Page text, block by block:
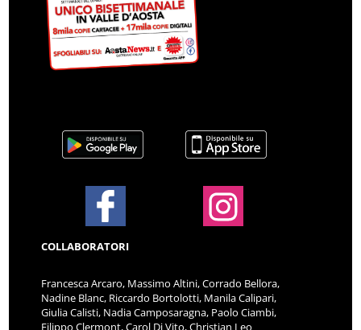
COLLABORATORI
Francesca Arcaro, Massimo Altini, Corrado Bellora,
Nadine Blanc, Riccardo Bortolotti, Manila Calipari,
Giulia Calisti, Nadia Camposaragna, Paolo Ciambi,
Filippo Clermont, Carol Di Vito, Christian Leo